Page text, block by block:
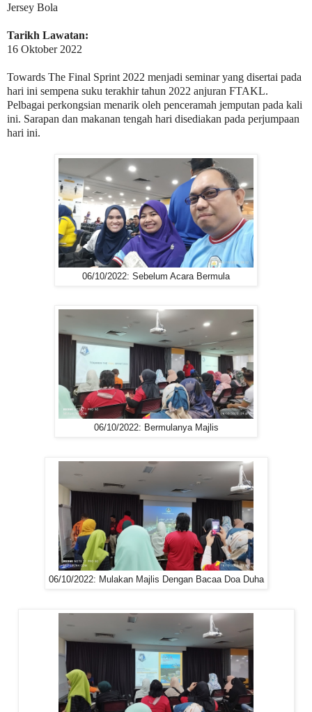
Jersey Bola
Tarikh Lawatan:
16 Oktober 2022
Towards The Final Sprint 2022 menjadi seminar yang disertai pada
hari ini sempena suku terakhir tahun 2022 anjuran FTAKL.
Pelbagai perkongsian menarik oleh penceramah jemputan pada kali
ini. Sarapan dan makanan tengah hari disediakan pada perjumpaan
hari ini.
06/10/2022: Sebelum Acara Bermula
06/10/2022: Bermulanya Majlis
06/10/2022: Mulakan Majlis Dengan Bacaa Doa Duha